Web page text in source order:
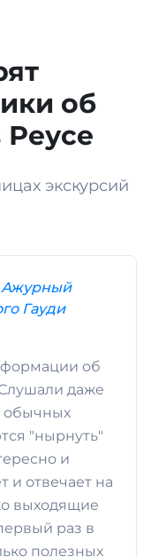
об
Реусе
экскурсий
Ажурный
Гауди
об
даже
обычных
"нырнуть"
и
и отвечает на
выходящие
раз в
полезных